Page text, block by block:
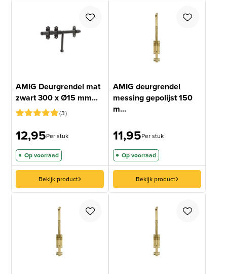
AMIG Deurgrendel mat
zwart 300 x Ø15 mm...
5op 5
gebaseerd
op
klantbeoordelingen
3
12,95Per stuk
Op voorraad
Bekijk product
AMIG deurgrendel
messing gepolijst 150
m...
11,95Per stuk
Op voorraad
Bekijk product